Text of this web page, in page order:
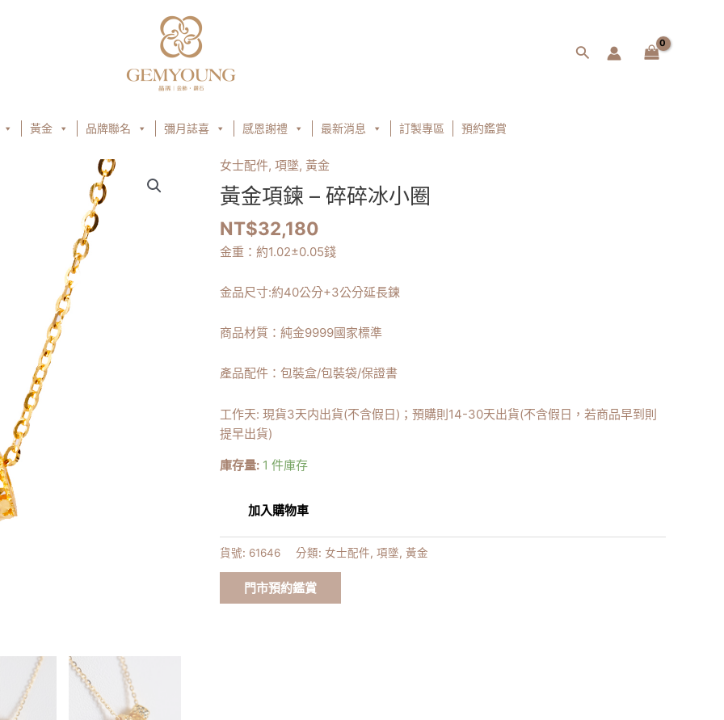
搜
黃金 品牌聯名 彌月誌喜 感恩謝禮 最新消息 訂製專區 預約鑑賞
女士配件, 項墜, 黃金
黃金項鍊 – 碎碎冰小圈
NT$32,180
金重：約1.02±0.05錢
金品尺寸:約40公分+3公分延長鍊
商品材質：純金9999國家標準
產品配件：包裝盒/包裝袋/保證書
工作天: 現貨3天内出貨(不含假日)；預購則14-30天出貨(不含假日，若商品早到則
提早出貨)
庫存量: 1 件庫存
黃
金
項
鍊
–
碎
小
圈
量
加入購物車
貨號: 61646 分類: 女士配件, 項墜, 黃金
門市預約鑑賞